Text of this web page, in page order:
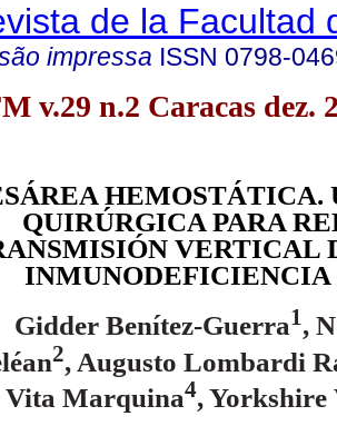
de la Facultad
impressa ISSN 0798-
v.29 n.2 Caracas dez.
HEMOSTÁTICA.
QUIRÚRGICA PARA
VERTICAL
Gidder Benítez-Guerra1 ,
2, Augusto Lombardi
Vita Marquina4, Yorkshire